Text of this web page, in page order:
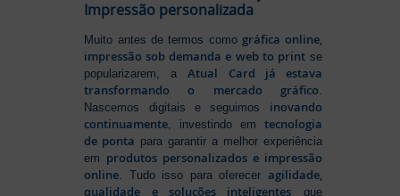
Impressão personalizada
Muito antes de termos como gráfica online,
impressão sob demanda e web to printse
popularizarem, aAtual Card já estava
transformando o mercado gráfico.
Nascemos digitais e seguimos inovando
continuamente, investindo em tecnologia
de ponta para garantir a melhor experiência
em produtos personalizados e impressão
online. Tudo isso para oferecer agilidade,
qualidade e soluções inteligentes que